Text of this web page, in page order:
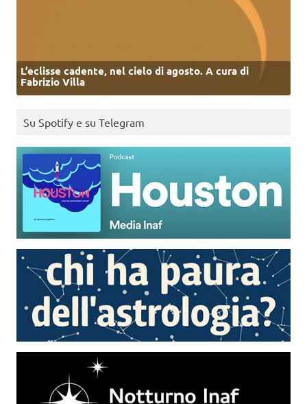
L’eclisse cadente, nel cielo di agosto. A cura di
Fabrizio Villa
Su Spotify e su Telegram